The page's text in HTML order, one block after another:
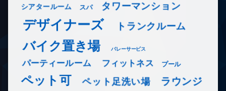
シアタールーム スパ タワーマンション
デザイナーズ トランクルーム
バイク置き場 バレーサービス
パーティールーム フィットネス プール
ペット可 ペット足洗い場 ラウンジ